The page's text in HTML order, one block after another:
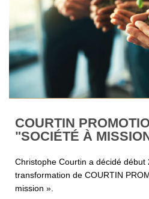
COURTIN
"SOCIÉTÉ À
Christophe Courtin a décidé début
transformation de COURTIN
mission ».